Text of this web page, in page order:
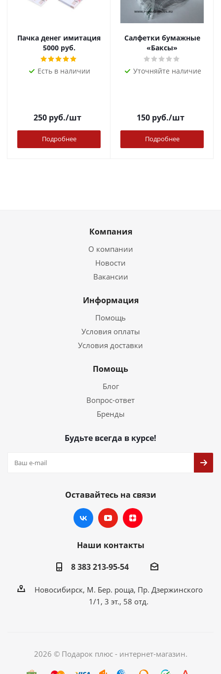
Пачка денег имитация
5000 руб.
Есть в наличии
250руб./шт
Подробнее
Салфетки бумажные
«Баксы»
Уточняйте наличие
150руб./шт
Подробнее
Компания
О компании
Новости
Вакансии
Информация
Помощь
Условия оплаты
Условия доставки
Помощь
Блог
Вопрос-ответ
Бренды
Будьте всегда в курсе!
Оставайтесь на связи
Наши контакты
8 383 213-95-54
Новосибирск, М. Бер. роща, Пр. Дзержинского
1/1, 3 эт., 58 отд.
2026 © Подарок плюс - интернет-магазин.